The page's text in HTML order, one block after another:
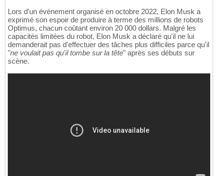
Lors d'un événement organisé en octobre 2022, Elon Musk a
exprimé son espoir de produire à terme des millions de robots
Optimus, chacun coûtant environ 20 000 dollars. Malgré les
capacités limitées du robot, Elon Musk a déclaré qu'il ne lui
demanderait pas d'effectuer des tâches plus difficiles parce qu'il
"ne voulait pas qu'il tombe sur la tête" après ses débuts sur
scène.